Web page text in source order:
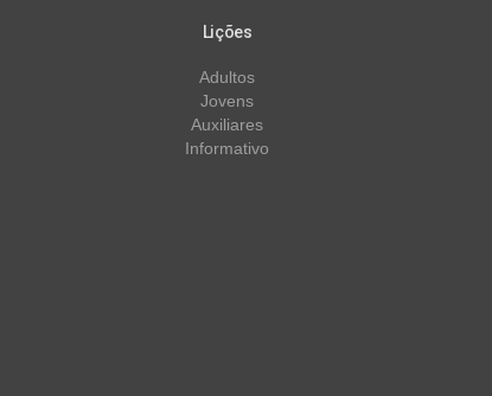
Lições
Adultos
Jovens
Auxiliares
Informativo